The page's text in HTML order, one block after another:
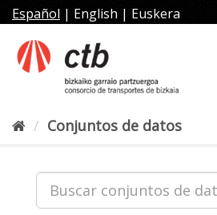
al
contenido
Español | English | Euskera
Conjuntos de datos